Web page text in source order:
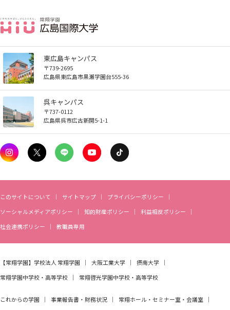
カリキュラム・ポリシー（2016～2019年度心理・
薬・医療栄養）
カリキュラム・ポリシー（2015年度以前入学生）
カリキュラム・ポリシー（大学院対象）
大学院ディプロマ・ポリシー（2024年度入学生）
大学院ディプロマ・ポリシー（2021～2023年度入
学生）
大学院ディプロマ・ポリシー（2020年度以前入学
生）
UI（ユニバーシティ・アイデンティティ）
大学歌
学園・姉妹校のご案内
臨床教授制度について
大学機関別認証評価
薬学部薬学科の自己点検・評価について
理学療法士・作業療法士教員資格及び教育内容等の
自己評価書
大学院実践臨床心理学専攻 自己点検・評価報告書
大学院薬学研究科 自己点検・評価報告書
文部科学省への設置認可・届出書類・履行状況報
告書
高等教育の修学支援新制度
ガバナンス・コード
呉キャンパス
基盤教育センターでの教育活動・概要
講座のご案内
広国ドリル
入学予定者へのお知らせ
合格者の方へのメッセージ
情報端末の必携化について
感染予防にかかる抗体価検査について
ビジュランクラウド
専門職連携教育センター
広国IPEとは
広国IPEの授業について
広国IPE用語集
情報メディアラーニングセンター
情報端末の必携化について
ICTサポート
図書館
図書館概要
利用案内
電子ブック・電子ジャーナルなど
電子ジャーナルをさがす
情報センター
学内ネットワークの概要
広国ポータルサイト
ラーニング・コモンズ
健幸ステーション
広国市民大学
広国市民大学とは
広国市民大学（市民カレッジ）学生募集
広国市民大学（地域交流カレッジ）学生募集
広国市民大学 過去の開講コース
しあわせ健康センター
大学見学・体験をご希望の方（一般の団体様）
地域連携に関するご意見募集
大学院薬学研究科 自己点検・評価報告書
卒業生・進路先 調査結果
合格者の方へのメッセージ
入学準備学習プログラム
情報端末の必携化について
感染予防にかかる抗体価検査について
ビジュランクラウド
利用案内
利用案内（学外利用者）
電子ブック・電子ジャーナルなど
電子ブックをさがす
電子ジャーナルをさがす
活動とイベント
学内ネットワークの概要
東広島キャンパス
呉キャンパス
学内向け専用ページ
広国ポータルサイト
広国LMS
ラーニング・コモンズ
トレーニングルーム
東広島キャンパス
〒739-2695
広島県東広島市黒瀬学園台555-36
呉キャンパス
〒737-0112
広島県呉市広古新開5-1-1
このサイトについて サイトマップ
プライバシーポリシー
ソーシャルメディアポリシー
知的財産ポリシー
利益相反ポリシー
社会連携ポリシー
教職員専用
【常翔学園】 学校法人 常翔学園 大阪工業大学
摂南大学
常翔学園中学校・高等学校
常翔啓光学園中学校・高等学校
これからの学園 事業報告書・財務状況 常翔ホール・セミナー室・会議室